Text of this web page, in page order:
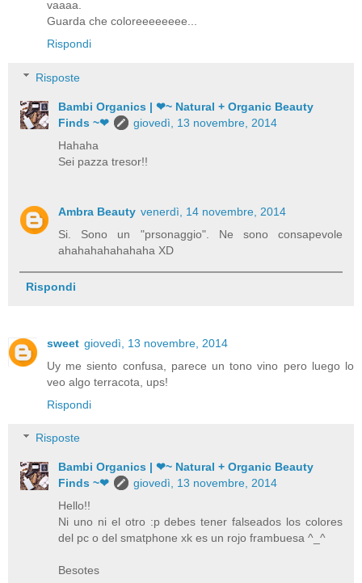
vaaaa.
Guarda che coloreeeeeeee...
Rispondi
Risposte
Bambi Organics | ❤~ Natural + Organic Beauty
Finds ~❤
giovedì, 13 novembre, 2014
Hahaha
Sei pazza tresor!!
Ambra Beauty venerdì, 14 novembre, 2014
Si. Sono un "prsonaggio". Ne sono consapevole
ahahahahahahaha XD
Rispondi
sweet giovedì, 13 novembre, 2014
Uy me siento confusa, parece un tono vino pero luego lo
veo algo terracota, ups!
Rispondi
Risposte
Bambi Organics | ❤~ Natural + Organic Beauty
Finds ~❤
giovedì, 13 novembre, 2014
Hello!!
Ni uno ni el otro :p debes tener falseados los colores
del pc o del smatphone xk es un rojo frambuesa ^_^
Besotes